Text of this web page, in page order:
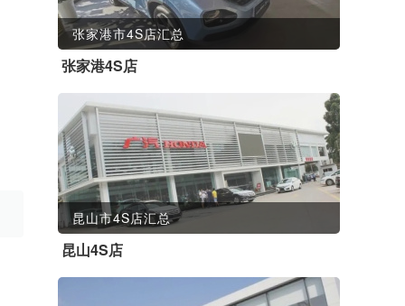
张家港市4S店汇总
张家港4S店
昆山市4S店汇总
昆山4S店